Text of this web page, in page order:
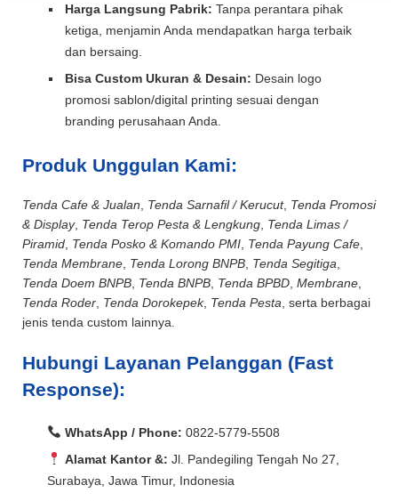
Harga Langsung Pabrik: Tanpa perantara pihak
ketiga, menjamin Anda mendapatkan harga terbaik
dan bersaing.
Bisa Custom Ukuran & Desain: Desain logo
promosi sablon/digital printing sesuai dengan
branding perusahaan Anda.
Produk Unggulan Kami:
Tenda Cafe & Jualan Tenda Sarnafil / Kerucut, Tenda Promosi
& Display, Tenda Terop Pesta & Lengkung Tenda Limas /
Piramid Tenda Posko & Komando PMI Tenda Payung Cafe
Tenda Membrane Tenda Lorong BNPB Tenda Segitiga
Tenda Doem BNPB Tenda BNPB Tenda BPBD Membrane
Tenda Roder Tenda Dorokepek, Tenda Pesta , serta berbagai
jenis tenda custom lainnya.
Hubungi Layanan Pelanggan (Fast
Response):
WhatsApp / Phone: 0822-5779-5508
Alamat Kantor &: Jl. Pandegiling Tengah No 27,
Surabaya, Jawa Timur, Indonesia